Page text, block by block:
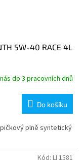
5W-40 RACE 4L
do 3 pracovních dnů
Do košíku
plně syntetický
Kód: LI 1581